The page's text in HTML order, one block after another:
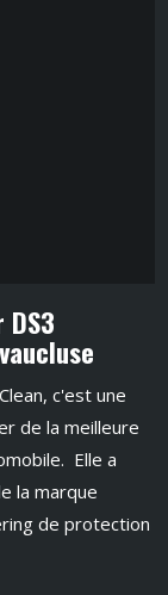
c'est une
de la meilleure
Elle a
la marque
de protection